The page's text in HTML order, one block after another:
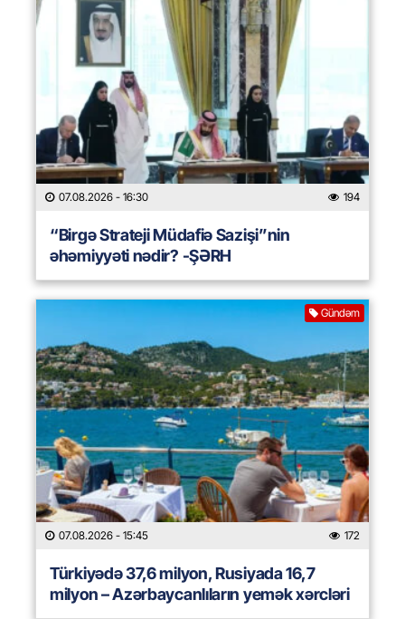
07.08.2026 - 16:30 194
“Birgə Strateji Müdafiə Sazişi”nin
əhəmiyyəti nədir? -ŞƏRH
Gündəm
07.08.2026 - 15:45 172
Türkiyədə 37,6 milyon, Rusiyada 16,7
milyon – Azərbaycanlıların yemək xərcləri